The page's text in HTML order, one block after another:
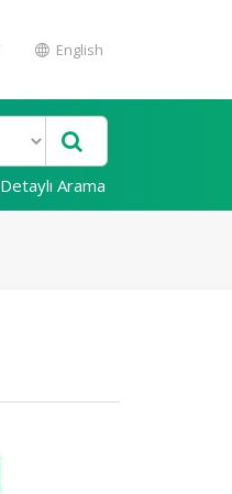
English
Detaylı Arama